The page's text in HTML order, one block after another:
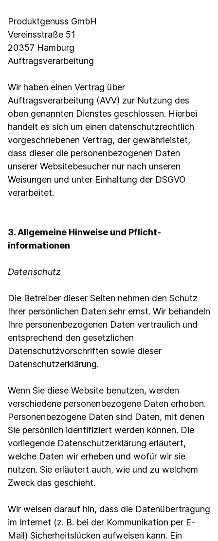
Produktgenuss GmbH
Vereinsstraße 51
20357 Hamburg
Auftragsverarbeitung
Wir haben einen Vertrag über
Auftragsverarbeitung (AVV) zur Nutzung des
oben genannten Dienstes geschlossen. Hierbei
handelt es sich um einen datenschutzrechtlich
vorgeschriebenen Vertrag, der gewährleistet,
dass dieser die personenbezogenen Daten
unserer Websitebesucher nur nach unseren
Weisungen und unter Einhaltung der DSGVO
verarbeitet.
3. Allgemeine Hinweise und Pflicht­
informationen
Datenschutz
Die Betreiber dieser Seiten nehmen den Schutz
Ihrer persönlichen Daten sehr ernst. Wir behandeln
Ihre personenbezogenen Daten vertraulich und
entsprechend den gesetzlichen
Datenschutzvorschriften sowie dieser
Datenschutzerklärung.
Wenn Sie diese Website benutzen, werden
verschiedene personenbezogene Daten erhoben.
Personenbezogene Daten sind Daten, mit denen
Sie persönlich identifiziert werden können. Die
vorliegende Datenschutzerklärung erläutert,
welche Daten wir erheben und wofür wir sie
nutzen. Sie erläutert auch, wie und zu welchem
Zweck das geschieht.
Wir weisen darauf hin, dass die Datenübertragung
im Internet (z. B. bei der Kommunikation per E-
Mail) Sicherheitslücken aufweisen kann. Ein